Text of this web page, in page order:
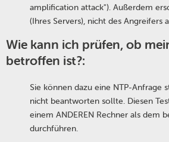
amplification attack"). Außerdem
(Ihres Servers), nicht des Angreifers
Wie kann ich prüfen, ob
betroffen ist?:
Sie können dazu eine NTP-Anfrage
nicht beantworten sollte. Diesen
einem ANDEREN Rechner als dem
durchführen.